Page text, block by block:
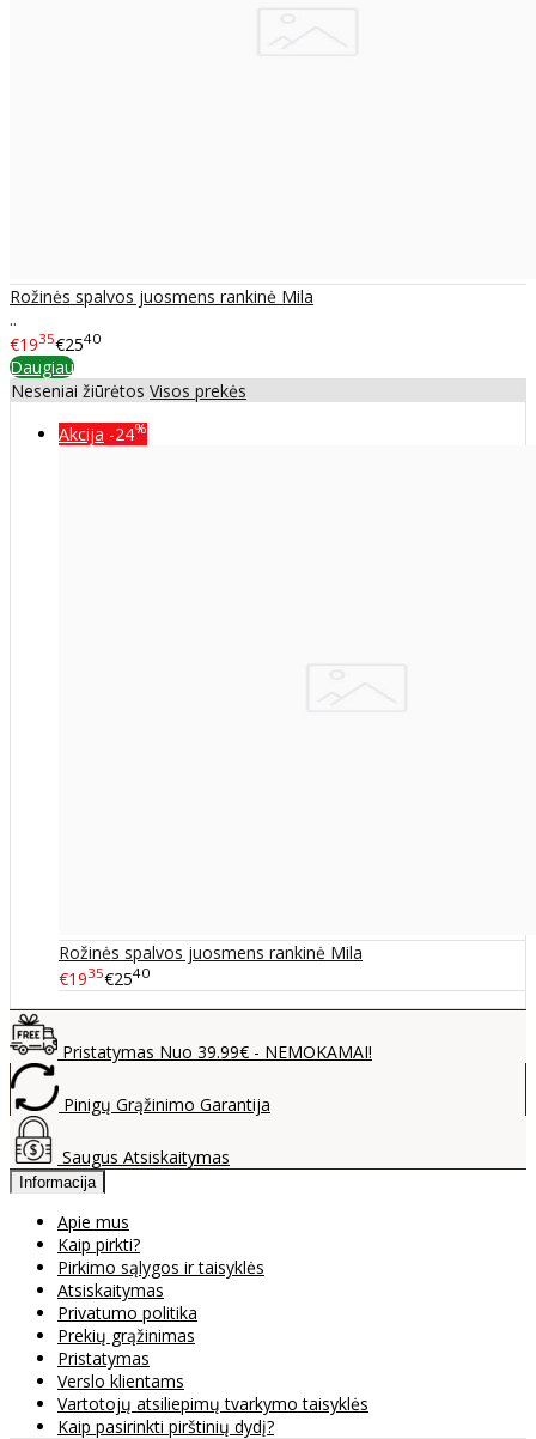
Rožinės spalvos juosmens rankinė Mila
..
€1935€2540
Daugiau
Neseniai žiūrėtos Visos prekės
Akcija -24%
Rožinės spalvos juosmens rankinė Mila
€1935€2540
Pristatymas Nuo 39.99€ - NEMOKAMAI!
Pinigų Grąžinimo Garantija
Saugus Atsiskaitymas
Informacija
Apie mus
Kaip pirkti?
Pirkimo sąlygos ir taisyklės
Atsiskaitymas
Privatumo politika
Prekių grąžinimas
Pristatymas
Verslo klientams
Vartotojų atsiliepimų tvarkymo taisyklės
Kaip pasirinkti pirštinių dydį?